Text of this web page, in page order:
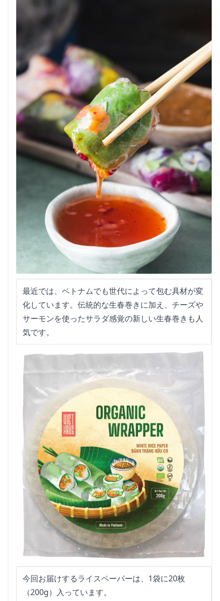
最近では、ベトナムでも世代によって包む具材が変
化しています。伝統的な生春巻きに加え、チーズや
サーモンを使ったサラダ感覚の新しい生春巻きも人
気です。
今回お届けするライスペーパーは、1袋に20枚
（200g）入っています。